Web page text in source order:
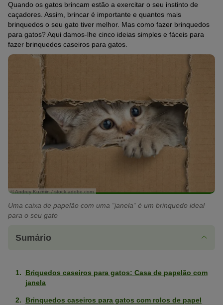
Quando os gatos brincam estão a exercitar o seu instinto de
caçadores. Assim, brincar é importante e quantos mais
brinquedos o seu gato tiver melhor. Mas como fazer brinquedos
para gatos? Aqui damos-lhe cinco ideias simples e fáceis para
fazer brinquedos caseiros para gatos.
© Andrey Kuzmin / stock.adobe.com
Uma caixa de papelão com uma “janela“ é um brinquedo ideal
para o seu gato
Sumário
Briquedos caseiros para gatos: Casa de papelão com
janela
Brinquedos caseiros para gatos com rolos de papel